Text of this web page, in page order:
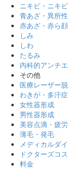
ニキビ・ニキ
青あざ・異所
赤あざ・赤ら
しみ
しわ
たるみ
内科的アンチ
その他
医療レーザー
わきが・多汗症
女性器形成
男性器形成
美容点滴・疲
薄毛・発毛
メディカルダ
ドクターズコ
料金